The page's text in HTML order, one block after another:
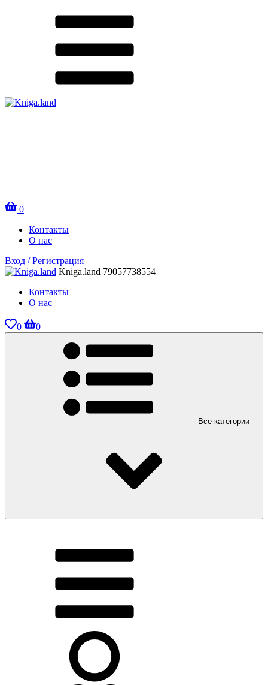
0
Контакты
О нас
Вход / Регистрация
Kniga.land 79057738554
Контакты
О нас
0 0
Все категории